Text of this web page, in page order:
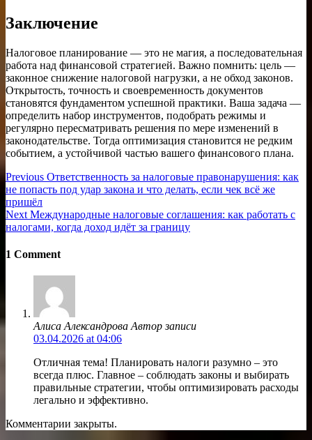
Заключение
Налоговое планирование — это не магия, а последовательная
работа над финансовой стратегией. Важно помнить: цель —
законное снижение налоговой нагрузки, а не обход законов.
Открытость, точность и своевременность документов
становятся фундаментом успешной практики. Ваша задача —
определить набор инструментов, подобрать режимы и
регулярно пересматривать решения по мере изменений в
законодательстве. Тогда оптимизация становится не редким
событием, а устойчивой частью вашего финансового плана.
Навигация
по
записям
Previous Previous
post:
Ответственность за налоговые правонарушения: как
не попасть под удар закона и что делать, если чек всё же
пришёл
Next Next
post:
Международные налоговые соглашения: как работать с
налогами, когда доход идёт за границу
1 Comment
Алиса Александрова Автор записи
03.04.2026 at 04:06
Отличная тема! Планировать налоги разумно – это
всегда плюс. Главное – соблюдать законы и выбирать
правильные стратегии, чтобы оптимизировать расходы
легально и эффективно.
Комментарии закрыты.